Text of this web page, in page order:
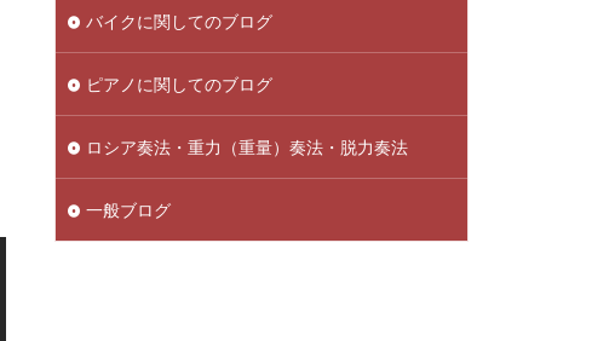
バイクに関してのブログ
ピアノに関してのブログ
ロシア奏法・重力（重量）奏法・脱力奏法
一般ブログ